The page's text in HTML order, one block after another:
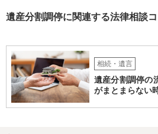
遺産分割調停に関連する法律相談
相続・遺言
遺産分割調停の
がまとまらない